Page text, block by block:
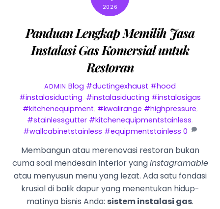
2026
Panduan Lengkap Memilih Jasa
Instalasi Gas Komersial untuk
Restoran
ADMIN Blog #ductingexhaust #hood
#instalasiducting #instalasiducting #instalasigas
#kitchenequipment #kwalirange #highpressure
#stainlessgutter #kitchenequipmentstainless
#wallcabinetstainless #equipmentstainless 0
Membangun atau merenovasi restoran bukan
cuma soal mendesain interior yanginstagramable
atau menyusun menu yang lezat. Ada satu fondasi
krusial di balik dapur yang menentukan hidup-
matinya bisnis Anda: sistem instalasi gas.